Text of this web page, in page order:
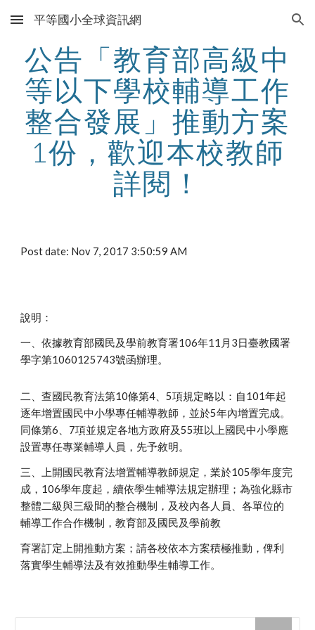
Skip to main content Skip to navigation
平等國小全球資訊網
公告「教育部高級中
等以下學校輔導工作
整合發展」推動方案
1份，歡迎本校教師
詳閱！
Post date: Nov 7, 2017 3:50:59 AM
說明：
一、依據教育部國民及學前教育署106年11月3日臺教國署
學字第1060125743號函辦理。
二、查國民教育法第10條第4、5項規定略以：自101年起
逐年增置國民中小學專任輔導教師，並於5年內增置完成。
同條第6、7項並規定各地方政府及55班以上國民中小學應
設置專任專業輔導人員，先予敘明。
三、上開國民教育法增置輔導教師規定，業於105學年度完
成，106學年度起，續依學生輔導法規定辦理；為強化縣市
整體二級與三級間的整合機制，及校內各人員、各單位的
輔導工作合作機制，教育部及國民及學前教
育署訂定上開推動方案；請各校依本方案積極推動，俾利
落實學生輔導法及有效推動學生輔導工作。